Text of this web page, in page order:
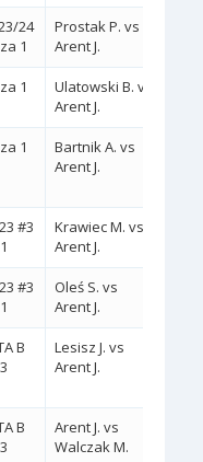
24
1
Prostak P. vs
Arent J.
1
Ulatowski B. vs
Arent J.
1
Bartnik A. vs
Arent J.
#3
Krawiec M. vs
Arent J.
#3
Oleś S. vs
Arent J.
B
Lesisz J. vs
Arent J.
B
Arent J. vs
Walczak M.